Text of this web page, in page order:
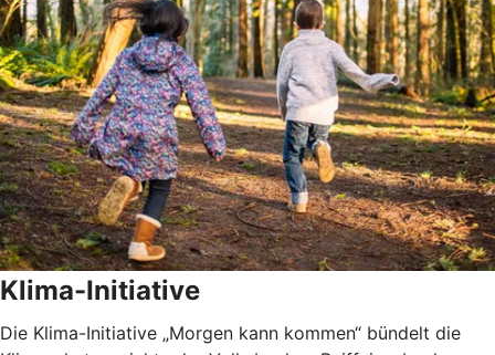
Klima-Initiative
Die Klima-Initiative „Morgen kann kommen“ bündelt die